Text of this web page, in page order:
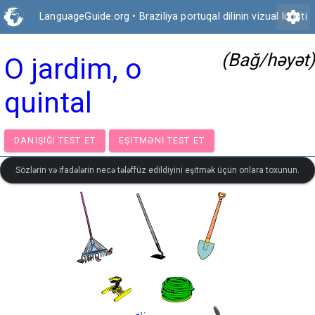
LanguageGuide.org • Braziliya portuqal dilinin vizual lüğəti
settings
O jardim, o
quintal
(Bağ/həyət)
DANIŞIĞI TEST ET EŞITMƏNI TEST ET
Sözlərin və ifadələrin necə tələffüz edildiyini eşitmək üçün onlara toxunun.